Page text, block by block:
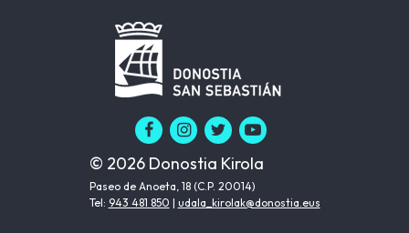
© 2026 Donostia Kirola
Paseo de Anoeta, 18 (C.P. 20014)
Tel: 943 481 850 | udala_kirolak@donostia.eus